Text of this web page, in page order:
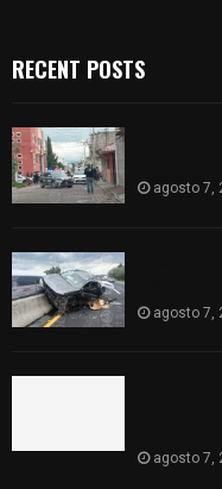
RECENT POSTS
agosto 7,
agosto 7,
agosto 7,